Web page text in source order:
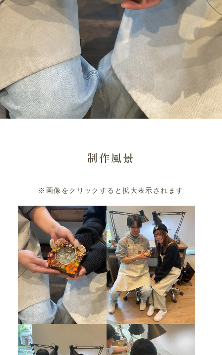
制作風景
※画像をクリックすると拡大表示されます